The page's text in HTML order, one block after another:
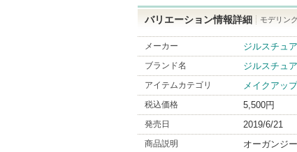
バリエーション情報詳細 モデリン
メーカー ジルスチュ
ブランド名
ジルスチュ
アイテムカテゴリ メイクアップ
税込価格 5,500円
発売日 2019/6/21
商品説明
オーガンジ